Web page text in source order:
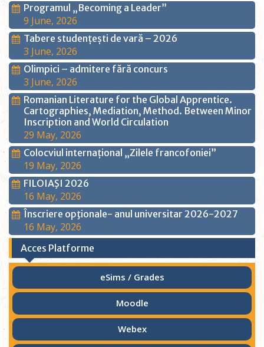
Programul „Becoming a Leader”
9 June, 2026
Tabere studențești de vară – 2026
3 June, 2026
Olimpici – admitere fără concurs
3 June, 2026
Romanian Literature for the Global Apprentice.
Cartographies, Mediation, Method. Between Minor
Inscription and World Circulation
29 May, 2026
Colocviul internațional „Zilele francofoniei”
19 May, 2026
FILOIAŞI 2026
16 May, 2026
Înscriere opţionale- anul universitar 2026-2027
16 May, 2026
Acces Platforme
eSims / Grades
Moodle
Webex